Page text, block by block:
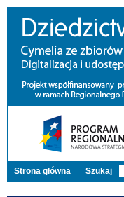
Strona główna Szukaj